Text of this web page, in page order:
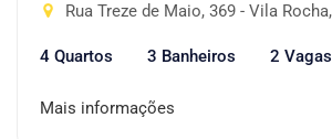
Rua Treze de Maio, 369 - Vila
4 Quartos 3 Banheiros 2 Vagas
Mais informações